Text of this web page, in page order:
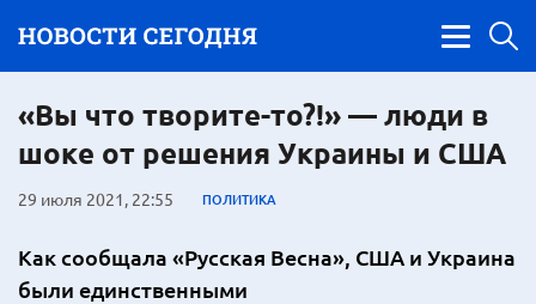
«Вы что творите-то?!» — люди в
шоке от решения Украины и США
29 июля 2021, 22:55 ПОЛИТИКА
Как сообщала «Русская Весна», США и Украина
были единственными